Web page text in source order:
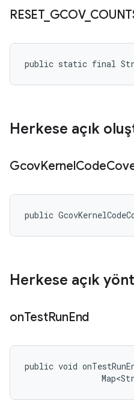
RESET_ GCOV_
public static final String
Herkese açık
GcovKernelCode
public
Herkese açık
onTestRunEnd
public void